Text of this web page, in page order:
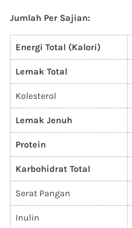
Jumlah Per Sajian:
Energi Total (Kalori)
Lemak Total
Kolesterol
Lemak Jenuh
Protein
Karbohidrat Total
Serat Pangan
Inulin